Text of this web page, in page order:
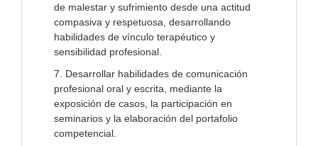
de malestar y sufrimiento desde una actitud
compasiva y respetuosa, desarrollando
habilidades de vínculo terapéutico y
sensibilidad profesional.
7. Desarrollar habilidades de comunicación
profesional oral y escrita, mediante la
exposición de casos, la participación en
seminarios y la elaboración del portafolio
competencial.